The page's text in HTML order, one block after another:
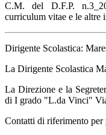
C.M. del D.F.P.
curriculum vitae e le altre
Dirigente Scolastica:
La Dirigente Scolastica
La Direzione e la
di I grado "L.da Vinci"
Contatti di riferimento per